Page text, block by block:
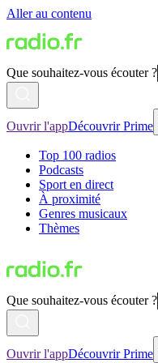
Aller au contenu
Que souhaitez-vous écouter ?
Ouvrir l'appDécouvrir Prime
Top 100 radios
Podcasts
Sport en direct
À proximité
Genres musicaux
Thèmes
Que souhaitez-vous écouter ?
Ouvrir l'appDécouvrir Prime